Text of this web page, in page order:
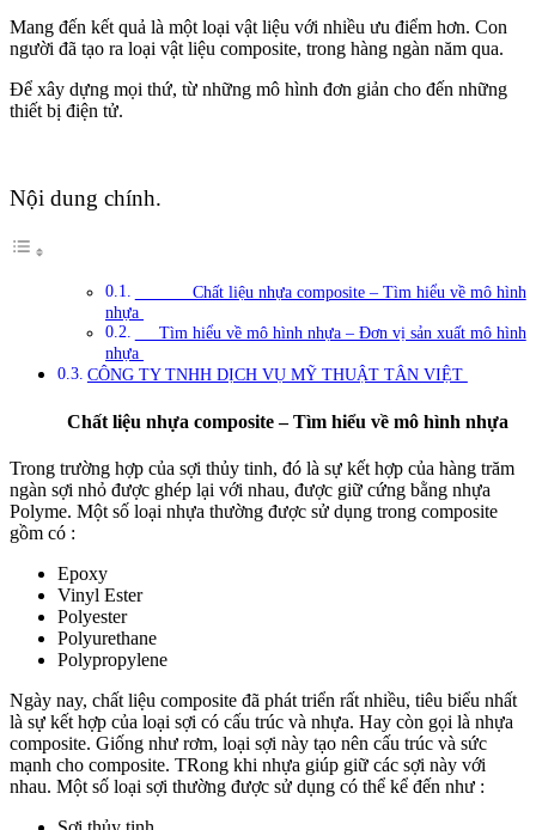
Mang đến kết quả là một loại vật liệu với nhiều ưu điểm hơn. Con
người đã tạo ra loại vật liệu composite, trong hàng ngàn năm qua.
Để xây dựng mọi thứ, từ những mô hình đơn giản cho đến những
thiết bị điện tử.
Nội dung chính.
Chất liệu nhựa composite – Tìm hiểu về mô hình
nhựa
Tìm hiểu về mô hình nhựa – Đơn vị sản xuất mô hình
nhựa
CÔNG TY TNHH DỊCH VỤ MỸ THUẬT TÂN VIỆT
Chất liệu nhựa composite – Tìm hiểu về mô hình nhựa
Trong trường hợp của sợi thủy tinh, đó là sự kết hợp của hàng trăm
ngàn sợi nhỏ được ghép lại với nhau, được giữ cứng bằng nhựa
Polyme. Một số loại nhựa thường được sử dụng trong composite
gồm có :
Epoxy
Vinyl Ester
Polyester
Polyurethane
Polypropylene
Ngày nay, chất liệu composite đã phát triển rất nhiều, tiêu biểu nhất
là sự kết hợp của loại sợi có cấu trúc và nhựa. Hay còn gọi là nhựa
composite. Giống như rơm, loại sợi này tạo nên cấu trúc và sức
mạnh cho composite. TRong khi nhựa giúp giữ các sợi này với
nhau. Một số loại sợi thường được sử dụng có thể kể đến như :